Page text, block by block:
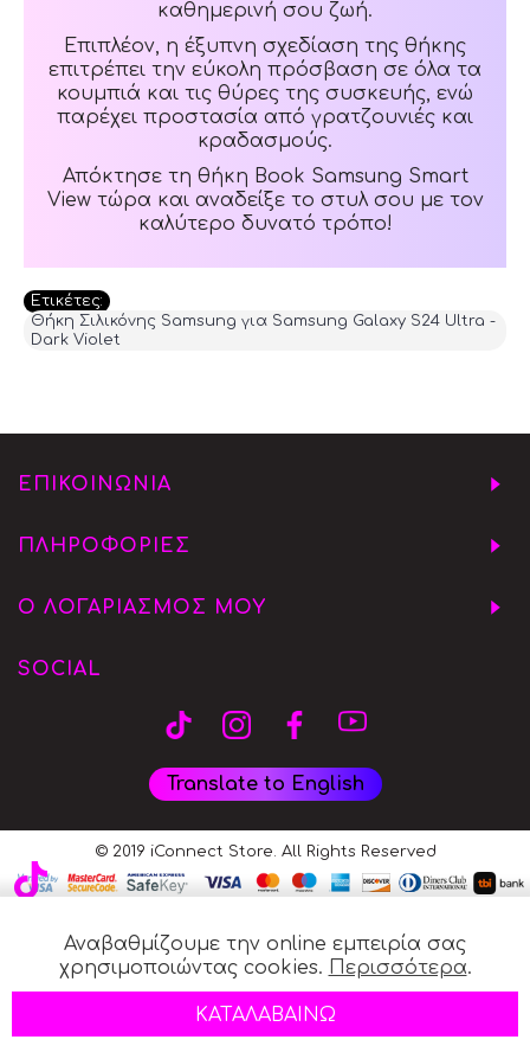
καθημερινή σου ζωή.
Επιπλέον, η έξυπνη σχεδίαση της θήκης
επιτρέπει την εύκολη πρόσβαση σε όλα τα
κουμπιά και τις θύρες της συσκευής, ενώ
παρέχει προστασία από γρατζουνιές και
κραδασμούς.
Απόκτησε τη θήκη Book Samsung Smart
View τώρα και αναδείξε το στυλ σου με τον
καλύτερο δυνατό τρόπο!
Ετικέτες:
Θήκη Σιλικόνης Samsung για Samsung Galaxy S24 Ultra -
Dark Violet
ΕΠΙΚΟΙΝΩΝΙΑ
ΠΛΗΡΟΦΟΡΙΕΣ
Ο ΛΟΓΑΡΙΑΣΜΟΣ ΜΟΥ
SOCIAL
Translate to English
© 2019 iConnect Store. All Rights Reserved
Αναβαθμίζουμε την online εμπειρία σας
χρησιμοποιώντας cookies. Περισσότερα.
ΚΑΤΑΛΑΒΑΙΝΩ